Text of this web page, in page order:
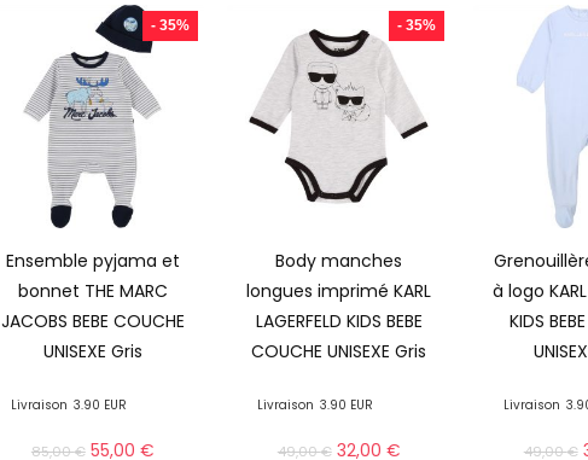
- 35%
Ensemble pyjama et
bonnet THE MARC
JACOBS BEBE COUCHE
UNISEXE Gris
Livraison 3.90 EUR
85,00€ 55,00 €
- 35%
Body manches
longues imprimé KARL
LAGERFELD KIDS BEBE
COUCHE UNISEXE Gris
Livraison 3.90 EUR
49,00€ 32,00 €
à logo KARL
KIDS
Livraison
49,00€